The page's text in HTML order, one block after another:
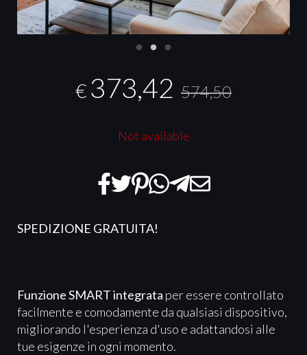
€ 373,42 574,50
Not available
SPEDIZIONE GRATUITA!
Funzione SMART integrata per essere controllato
facilmente e comodamente da qualsiasi dispositivo,
migliorando l'esperienza d'uso e adattandosi alle
tue esigenze in ogni momento.